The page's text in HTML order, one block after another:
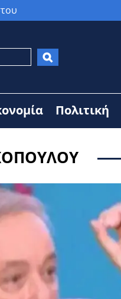
Πολιτική